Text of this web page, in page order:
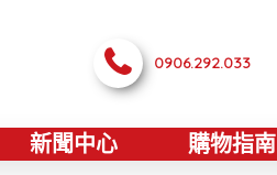
0906.292.033
新聞中心 購物指南